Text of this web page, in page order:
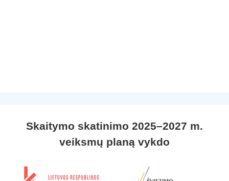
Skaitymo skatinimo 2025–2027 m.
veiksmų planą vykdo